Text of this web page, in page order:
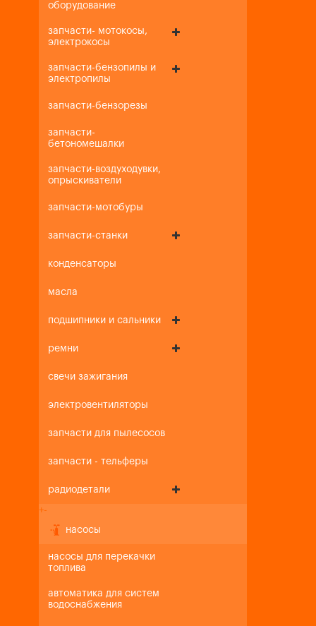
оборудование
запчасти- мотокосы,
электрокосы
запчасти-бензопилы и
электропилы
запчасти-бензорезы
запчасти-
бетономешалки
запчасти-воздуходувки,
опрыскиватели
запчасти-мотобуры
запчасти-станки
конденсаторы
масла
подшипники и сальники
ремни
свечи зажигания
электровентиляторы
запчасти для пылесосов
запчасти - тельферы
радиодетали
+-
насосы
насосы для перекачки
топлива
автоматика для систем
водоснабжения